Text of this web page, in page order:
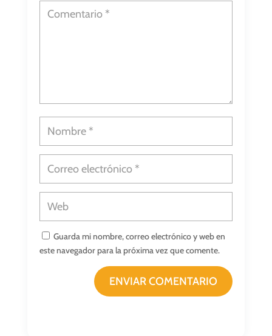
Guarda mi nombre, correo electrónico y web en
este navegador para la próxima vez que comente.
ENVIAR COMENTARIO